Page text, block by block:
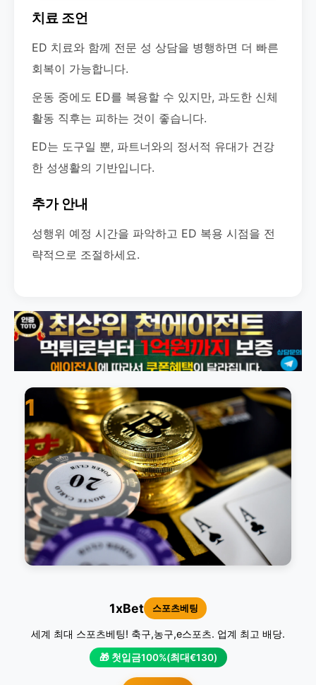
치료 조언
ED 치료와 함께 전문 성 상담을 병행하면 더 빠른
회복이 가능합니다.
운동 중에도 ED를 복용할 수 있지만, 과도한 신체
활동 직후는 피하는 것이 좋습니다.
ED는 도구일 뿐, 파트너와의 정서적 유대가 건강
한 성생활의 기반입니다.
추가 안내
성행위 예정 시간을 파악하고 ED 복용 시점을 전
략적으로 조절하세요.
1
1xBet 스포츠베팅
세계 최대 스포츠베팅! 축구,농구,e스포츠. 업계 최고 배당.
🎁 첫입금100%(최대€130)